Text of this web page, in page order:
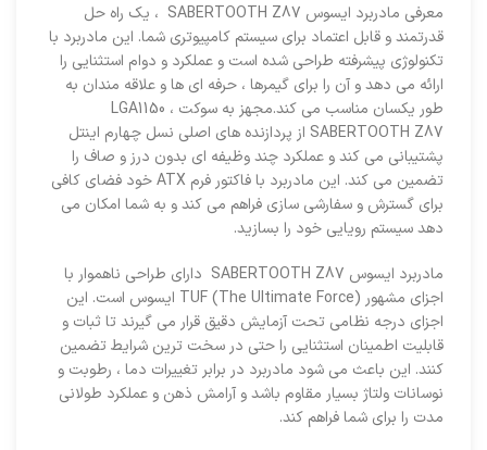
معرفی مادربرد ایسوس SABERTOOTH Z87 ، یک راه حل
قدرتمند و قابل اعتماد برای سیستم کامپیوتری شما. این مادربرد با
تکنولوژی پیشرفته طراحی شده است و عملکرد و دوام استثنایی را
ارائه می دهد و آن را برای گیمرها ، حرفه ای ها و علاقه مندان به
طور یکسان مناسب می کند.مجهز به سوکت LGA1150 ،
SABERTOOTH Z87 از پردازنده های اصلی نسل چهارم اینتل
پشتیبانی می کند و عملکرد چند وظیفه ای بدون درز و صاف را
تضمین می کند. این مادربرد با فاکتور فرم ATX خود فضای کافی
برای گسترش و سفارشی سازی فراهم می کند و به شما امکان می
دهد سیستم رویایی خود را بسازید.
مادربرد ایسوس SABERTOOTH Z87 دارای طراحی ناهموار با
اجزای مشهور TUF (The Ultimate Force) ایسوس است. این
اجزای درجه نظامی تحت آزمایش دقیق قرار می گیرند تا ثبات و
قابلیت اطمینان استثنایی را حتی در سخت ترین شرایط تضمین
کنند. این باعث می شود مادربرد در برابر تغییرات دما ، رطوبت و
نوسانات ولتاژ بسیار مقاوم باشد و آرامش ذهن و عملکرد طولانی
مدت را برای شما فراهم کند.